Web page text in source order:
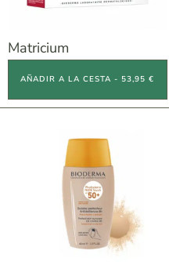
Matricium
AÑADIR A LA CESTA - 53,95 €